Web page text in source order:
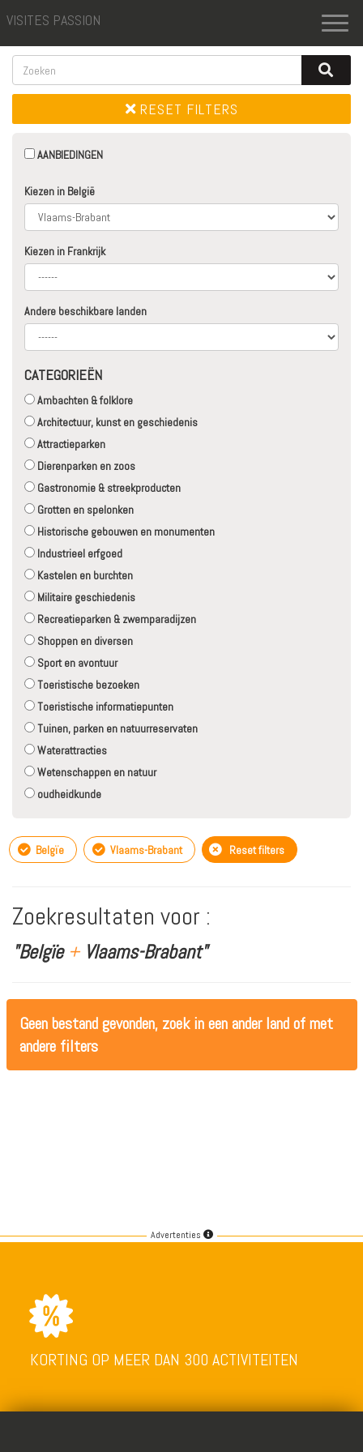
VISITES PASSION
RESET FILTERS
AANBIEDINGEN
Kiezen in België
Kiezen in Frankrijk
Andere beschikbare landen
CATEGORIEËN
Ambachten & folklore
Architectuur, kunst en geschiedenis
Attractieparken
Dierenparken en zoos
Gastronomie & streekproducten
Grotten en spelonken
Historische gebouwen en monumenten
Industrieel erfgoed
Kastelen en burchten
Militaire geschiedenis
Recreatieparken & zwemparadijzen
Shoppen en diversen
Sport en avontuur
Toeristische bezoeken
Toeristische informatiepunten
Tuinen, parken en natuurreservaten
Waterattracties
Wetenschappen en natuur
oudheidkunde
Belgïe Vlaams-Brabant Reset filters
Zoekresultaten voor :
"Belgïe +Vlaams-Brabant"
Geen bestand gevonden, zoek in een ander land of met
andere filters
Advertenties
KORTING OP MEER DAN 300 ACTIVITEITEN